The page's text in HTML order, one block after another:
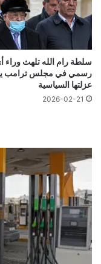
سلطة رام الله تلهث وراء
رسمي في مجلس ترامب
عزلتها السياسية
2026-02-21